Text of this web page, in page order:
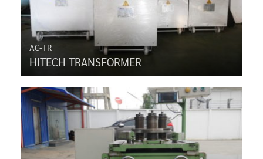
AC-TR
HITECH TRANSFORMER